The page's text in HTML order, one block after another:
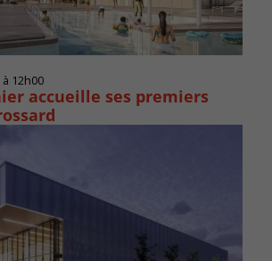
12h00
accueille ses premiers